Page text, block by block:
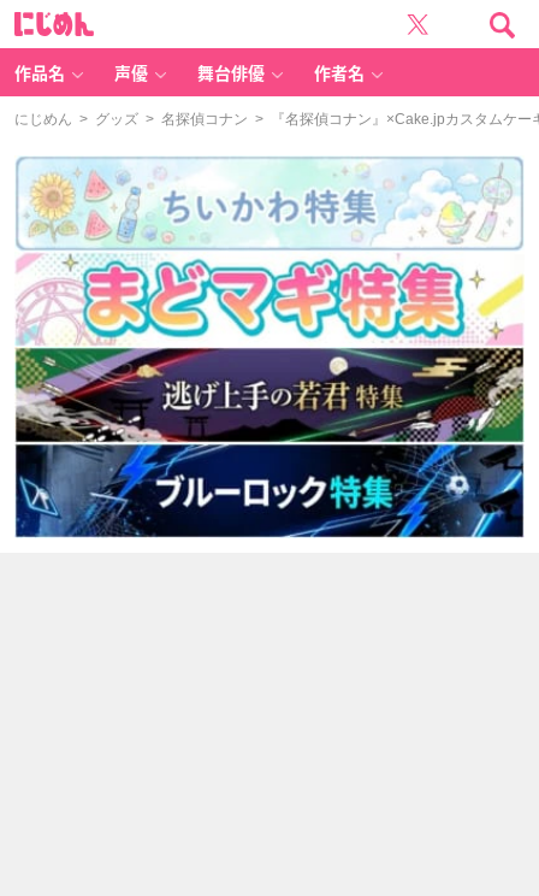
作品名 声優 舞台俳優 作者名
にじめん > グッズ > 名探偵コナン > 『名探偵コナン』×Cake.jpカスタムケー